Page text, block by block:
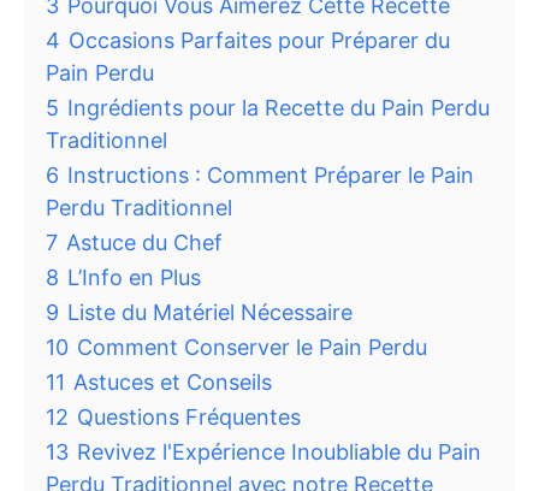
3 Pourquoi Vous Aimerez Cette Recette
4 Occasions Parfaites pour Préparer du
Pain Perdu
5 Ingrédients pour la Recette du Pain Perdu
Traditionnel
6 Instructions : Comment Préparer le Pain
Perdu Traditionnel
7 Astuce du Chef
8 L’Info en Plus
9 Liste du Matériel Nécessaire
10 Comment Conserver le Pain Perdu
11 Astuces et Conseils
12 Questions Fréquentes
13 Revivez l'Expérience Inoubliable du Pain
Perdu Traditionnel avec notre Recette